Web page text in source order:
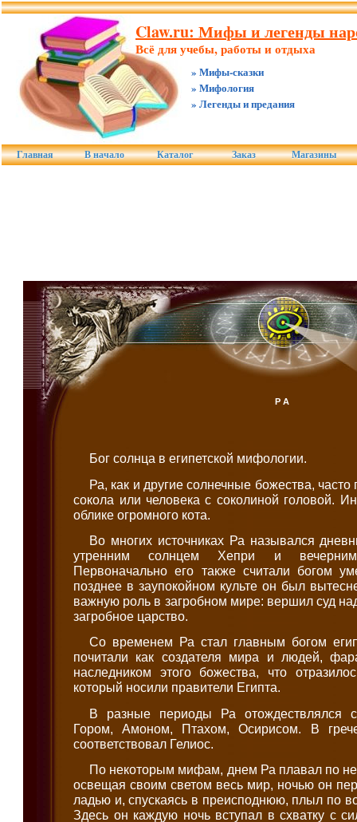
Claw.ru: Мифы и легенды
Всё для учебы, работы и отдыха
» Мифы-сказки
» Мифология
» Легенды и предания
Главная В начало Каталог Заказ Магазины
РА
Бог солнца в египетской мифологии.
Ра, как и другие солнечные божества,
сокола или человека с соколиной головой.
облике огромного кота.
Во многих источниках Ра назывался
утренним солнцем Хепри и
Первоначально его также считали богом
позднее в заупокойном культе он был
важную роль в загробном мире: вершил суд
загробное царство.
Со временем Ра стал главным богом
почитали как создателя мира и людей,
наследником этого божества, что
который носили правители Египта.
В разные периоды Ра отождествлялся
Гором, Амоном, Птахом, Осирисом. В
соответствовал Гелиос.
По некоторым мифам, днем Ра плавал по
освещая своим светом весь мир, ночью он
ладью и, спускаясь в преисподнюю, плыл по
Здесь он каждую ночь вступал в схватку с